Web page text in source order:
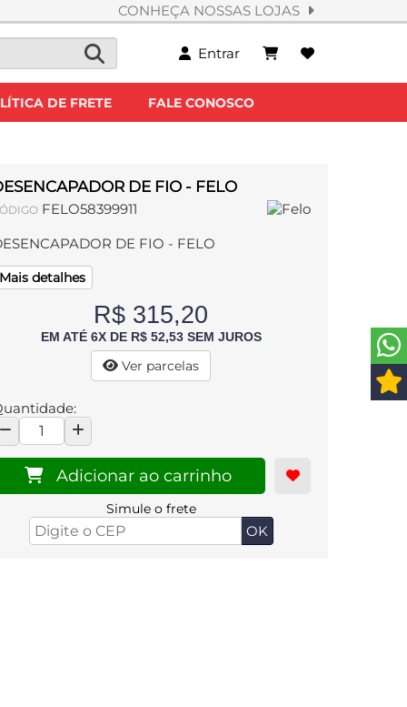
CONHEÇA NOSSAS LOJAS
Entrar
DE FRETE FALE CONOSCO
DE FIO - FELO
FELO58399911
DE FIO - FELO
Mais detalhes
R$ 315,20
EM ATÉ 6X DE R$ 52,53 SEM JUROS
Ver parcelas
Adicionar ao carrinho
Simule o frete